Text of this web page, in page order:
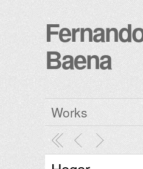
Baena
Works